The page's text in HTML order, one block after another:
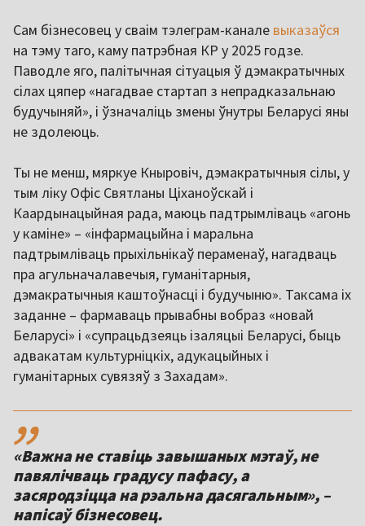
Сам бізнесовец у сваім тэлеграм-канале выказаўся
на тэму таго, каму патрэбная КР у 2025 годзе.
Паводле яго, палітычная сітуацыя ў дэмакратычных
сілах цяпер «нагадвае стартап з непрадказальнаю
будучыняй», і ўзначаліць змены ўнутры Беларусі яны
не здолеюць.
Ты не менш, мяркуе Кныровіч, дэмакратычныя сілы, у
тым ліку Офіс Святланы Ціханоўскай і
Каардынацыйная рада, маюць падтрымліваць «агонь
у каміне» – «інфармацыйна і маральна
падтрымліваць прыхільнікаў пераменаў, нагадваць
пра агульначалавечыя, гуманітарныя,
дэмакратычныя каштоўнасці і будучыню». Таксама іх
заданне – фармаваць прывабны вобраз «новай
Беларусі» і «супрацьдзеяць ізаляцыі Беларусі, быць
адвакатам культурніцкіх, адукацыйных і
гуманітарных сувязяў з Захадам».
,,
«Важна не ставіць завышаных мэтаў, не
павялічваць градусу пафасу, а
засяродзіцца на рэальна дасягальным», –
напісаў бізнесовец.